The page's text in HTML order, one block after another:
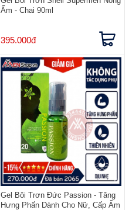
Ấm - Chai 90ml
395.000đ
Gel Bôi Trơn Đức Passion - Tăng
Hưng Phấn Dành Cho Nữ, Cấp Ẩm